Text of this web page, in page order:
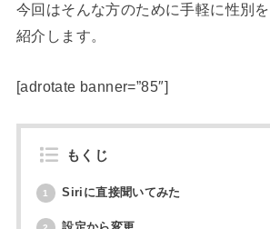
今回はそんな方のために手軽に性別
紹介します。
[adrotate banner=”85″]
もくじ
1 Siriに直接聞いてみた